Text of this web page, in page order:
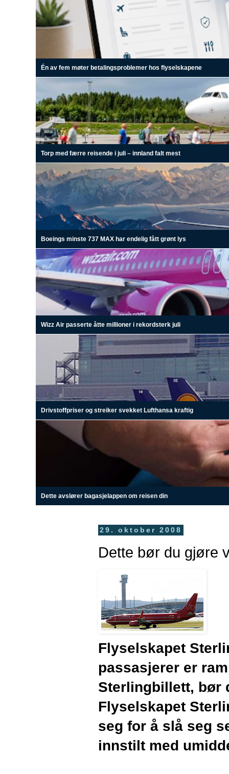
Én av fem møter betalingsproblemer hos flyselskapene
Torp med færre reisende i juli – innland falt mest
Boeings minste 737 MAX har endelig fått grønt lys
Wizz Air passerte åtte millioner i rekordsterk juli
Drivstoffpriser og streiker svekket Lufthansa kraftig
Dette avslører bagasjelappen om reisen din
29. oktober 2008
Dette bør du gjøre
Flyselskapet
passasjerer er
Sterlingbillett, bør
Flyselskapet
seg for å slå seg
innstilt med